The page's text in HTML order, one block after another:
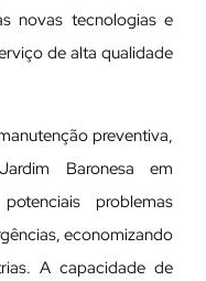
novas tecnologias e
de alta qualidade
preventiva,
Baronesa em
problemas
economizando
A capacidade de